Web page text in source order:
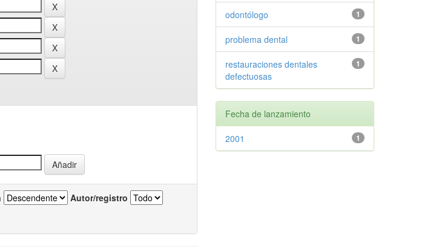
Autor/registro
1
odontólogo
1
problema dental
1
restauraciones dentales
defectuosas
Fecha de lanzamiento
1
2001